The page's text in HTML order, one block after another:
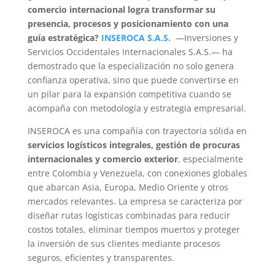
comercio internacional logra transformar su
presencia, procesos y posicionamiento con una
guía estratégica? INSEROCA S.A.S. —Inversiones y
Servicios Occidentales Internacionales S.A.S.— ha
demostrado que la especialización no solo genera
confianza operativa, sino que puede convertirse en
un pilar para la expansión competitiva cuando se
acompaña con metodología y estrategia empresarial.
INSEROCA es una compañía con trayectoria sólida en
servicios logísticos integrales, gestión de procuras
internacionales y comercio exterior, especialmente
entre Colombia y Venezuela, con conexiones globales
que abarcan Asia, Europa, Medio Oriente y otros
mercados relevantes. La empresa se caracteriza por
diseñar rutas logísticas combinadas para reducir
costos totales, eliminar tiempos muertos y proteger
la inversión de sus clientes mediante procesos
seguros, eficientes y transparentes.